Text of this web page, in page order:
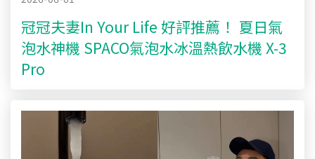
冠冠夫妻In Your Life 好評推薦！ 夏日氣
泡水神機 SPACO氣泡水冰溫熱飲水機 X-3
Pro